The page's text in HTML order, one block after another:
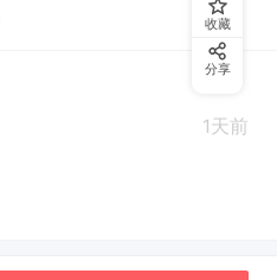
1天前
收藏
分享